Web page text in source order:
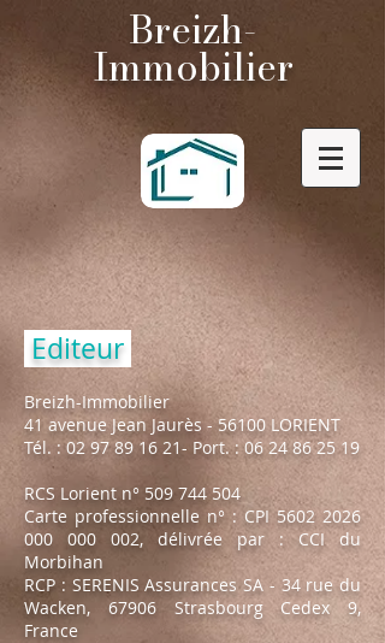
Breizh-
Immobilier
Editeur
Breizh-Immobilier
41 avenue Jean Jaurès - 56100 LORIENT
Tél. :02 97 89 16 21- Port. :06 24 86 25 19
RCS Lorient n° 509 744 504
Carte professionnelle n° : CPI5602 2026
000 000 002, délivrée par : CCI du
Morbihan
RCP : SERENIS Assurances SA - 34 rue du
Wacken, 67906 Strasbourg Cedex 9,
France